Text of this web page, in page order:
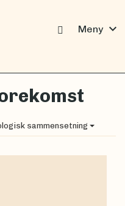
Meny expand_more
sammensetning